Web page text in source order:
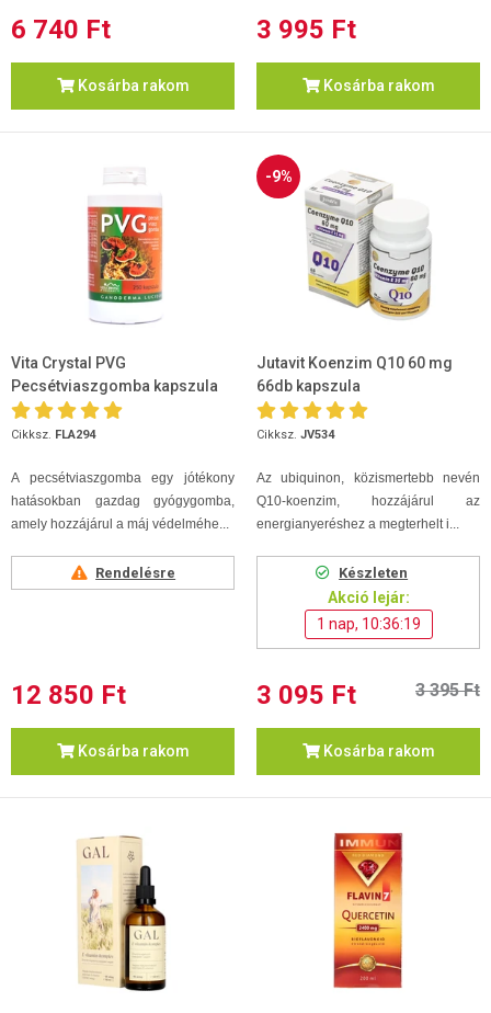
6 740 Ft
Kosárba rakom
3 995 Ft
Kosárba rakom
Vita Crystal PVG
Pecsétviaszgomba kapszula
250 db
Cikksz. FLA294
A pecsétviaszgomba egy jótékony
hatásokban gazdag gyógygomba,
amely hozzájárul a máj védelméhe...
Rendelésre
12 850 Ft
Kosárba rakom
-9%
Jutavit Koenzim Q10 60 mg
66db kapszula
Cikksz. JV534
Az ubiquinon, közismertebb nevén
Q10-koenzim, hozzájárul az
energianyeréshez a megterhelt i...
Készleten
Akció lejár:
1 nap, 10:36:18
3 095 Ft 3 395 Ft
Kosárba rakom